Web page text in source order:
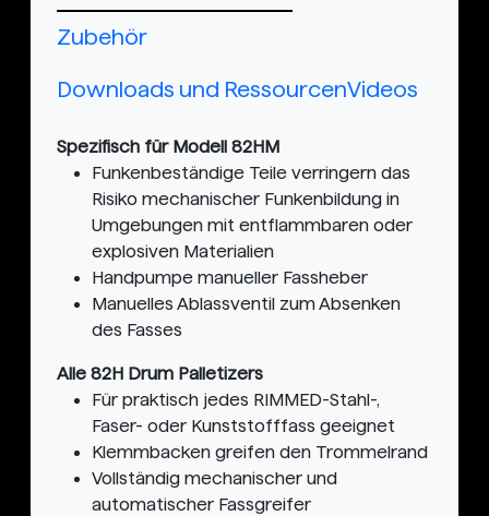
Zubehör
Downloads und RessourcenVideos
Spezifisch für Modell 82HM
Funkenbeständige Teile verringern das
Risiko mechanischer Funkenbildung in
Umgebungen mit entflammbaren oder
explosiven Materialien
Handpumpe manueller Fassheber
Manuelles Ablassventil zum Absenken
des Fasses
Alle 82H Drum Palletizers
Für praktisch jedes RIMMED-Stahl-,
Faser- oder Kunststofffass geeignet
Klemmbacken greifen den Trommelrand
Vollständig mechanischer und
automatischer Fassgreifer